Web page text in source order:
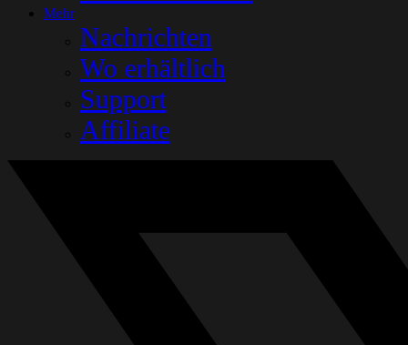
Mehr
Nachrichten
Wo erhältlich
Support
Affiliate